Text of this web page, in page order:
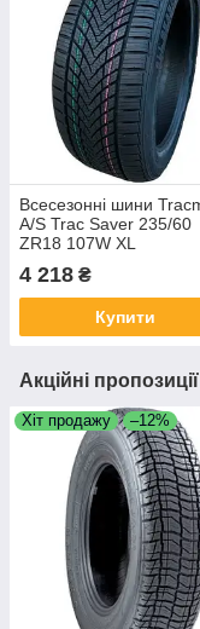
Всесезонні шини
A/S Trac Saver 235/60
ZR18 107W XL
4 218 ₴
Купити
Акційні
Хіт продажу –12%